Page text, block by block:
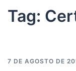
Tag:
7 DE AGOSTO DE